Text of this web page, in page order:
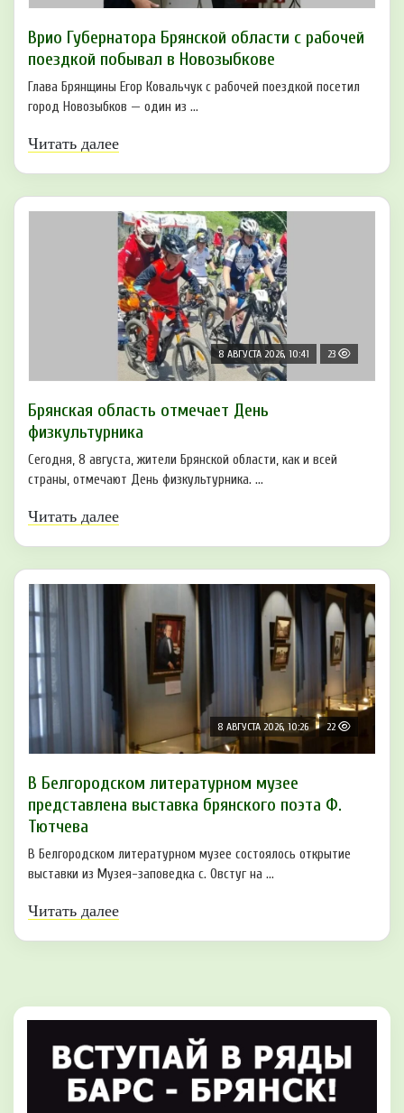
Врио Губернатора Брянской области с рабочей
поездкой побывал в Новозыбкове
Глава Брянщины Егор Ковальчук с рабочей поездкой посетил
город Новозыбков — один из ...
Читать далее
8 АВГУСТА 2026, 10:41 23
Брянская область отмечает День
физкультурника
Сегодня, 8 августа, жители Брянской области, как и всей
страны, отмечают День физкультурника. ...
Читать далее
8 АВГУСТА 2026, 10:26 22
В Белгородском литературном музее
представлена выставка брянского поэта Ф.
Тютчева
В Белгородском литературном музее состоялось открытие
выставки из Музея-заповедка с. Овстуг на ...
Читать далее